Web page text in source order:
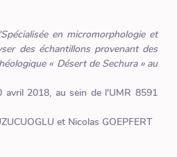
en micromorphologie et
des échantillons provenant des
« Désert de Sechura » au
2018, au sein de l'UMR 8591
et Nicolas GOEPFERT